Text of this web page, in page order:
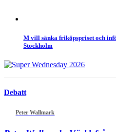
M vill sänka friköpspriset och
Stockholm
Debatt
Peter Wallmark